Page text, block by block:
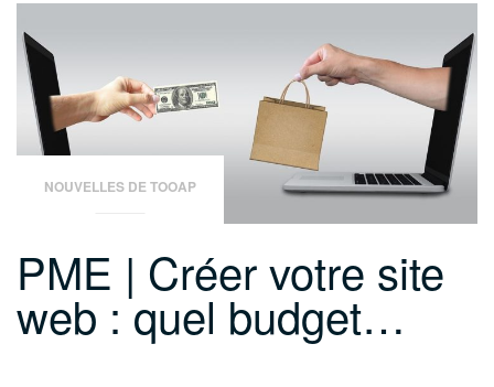
NOUVELLES DE TOOAP
PME | Créer votre site
web : quel budget…